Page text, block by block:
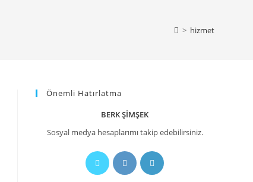
> hizmet
Önemli Hatırlatma
BERK ŞIMŞEK
Sosyal medya hesaplarımı takip edebilirsiniz.